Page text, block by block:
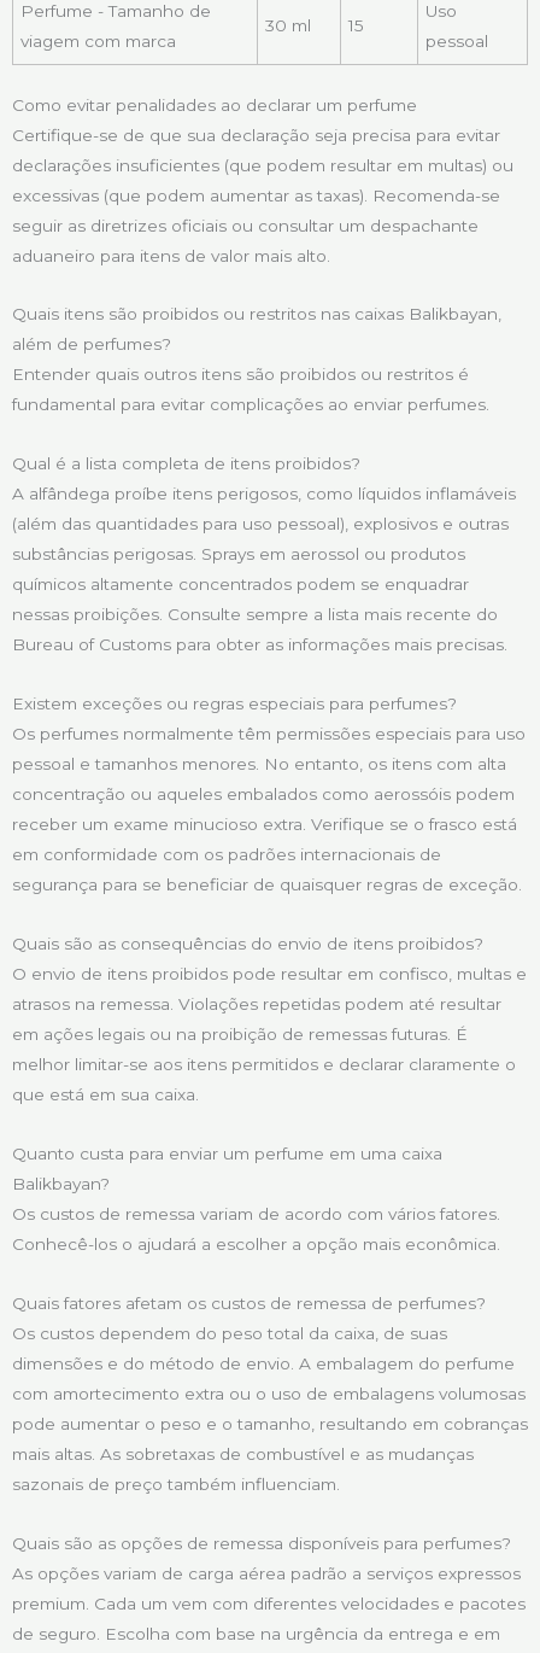
Perfume - Tamanho de
viagem com marca
30 ml 15
Uso
pessoal
Como evitar penalidades ao declarar um perfume
Certifique-se de que sua declaração seja precisa para evitar
declarações insuficientes (que podem resultar em multas) ou
excessivas (que podem aumentar as taxas). Recomenda-se
seguir as diretrizes oficiais ou consultar um despachante
aduaneiro para itens de valor mais alto.
Quais itens são proibidos ou restritos nas caixas Balikbayan,
além de perfumes?
Entender quais outros itens são proibidos ou restritos é
fundamental para evitar complicações ao enviar perfumes.
Qual é a lista completa de itens proibidos?
A alfândega proíbe itens perigosos, como líquidos inflamáveis
(além das quantidades para uso pessoal), explosivos e outras
substâncias perigosas. Sprays em aerossol ou produtos
químicos altamente concentrados podem se enquadrar
nessas proibições. Consulte sempre a lista mais recente do
Bureau of Customs para obter as informações mais precisas.
Existem exceções ou regras especiais para perfumes?
Os perfumes normalmente têm permissões especiais para uso
pessoal e tamanhos menores. No entanto, os itens com alta
concentração ou aqueles embalados como aerossóis podem
receber um exame minucioso extra. Verifique se o frasco está
em conformidade com os padrões internacionais de
segurança para se beneficiar de quaisquer regras de exceção.
Quais são as consequências do envio de itens proibidos?
O envio de itens proibidos pode resultar em confisco, multas e
atrasos na remessa. Violações repetidas podem até resultar
em ações legais ou na proibição de remessas futuras. É
melhor limitar-se aos itens permitidos e declarar claramente o
que está em sua caixa.
Quanto custa para enviar um perfume em uma caixa
Balikbayan?
Os custos de remessa variam de acordo com vários fatores.
Conhecê-los o ajudará a escolher a opção mais econômica.
Quais fatores afetam os custos de remessa de perfumes?
Os custos dependem do peso total da caixa, de suas
dimensões e do método de envio. A embalagem do perfume
com amortecimento extra ou o uso de embalagens volumosas
pode aumentar o peso e o tamanho, resultando em cobranças
mais altas. As sobretaxas de combustível e as mudanças
sazonais de preço também influenciam.
Quais são as opções de remessa disponíveis para perfumes?
As opções variam de carga aérea padrão a serviços expressos
premium. Cada um vem com diferentes velocidades e pacotes
de seguro. Escolha com base na urgência da entrega e em